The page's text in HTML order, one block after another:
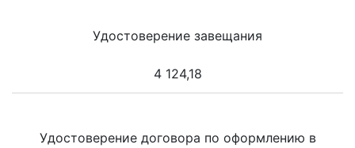
Удостоверение завещания
4 124,18
Удостоверение договора по оформлению в